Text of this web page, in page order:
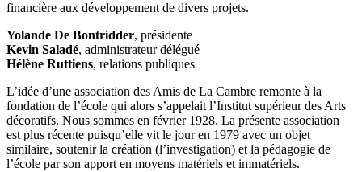
financière aux développement de divers projets.
Yolande De Bontridder, présidente
Kevin Saladé, administrateur délégué
Hélène Ruttiens, relations publiques
L’idée d’une association des Amis de La Cambre remonte à la
fondation de l’école qui alors s’appelait l’Institut supérieur des Arts
décoratifs. Nous sommes en février 1928. La présente association
est plus récente puisqu’elle vit le jour en 1979 avec un objet
similaire, soutenir la création (l’investigation) et la pédagogie de
l’école par son apport en moyens matériels et immatériels.